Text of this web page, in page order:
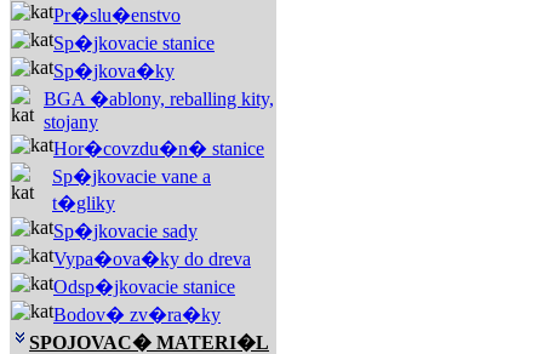
Pr�slu�enstvo
Sp�jkovacie stanice
Sp�jkova�ky
BGA �ablony, reballing kity,
stojany
Hor�covzdu�n� stanice
Sp�jkovacie vane a
t�gliky
Sp�jkovacie sady
Vypa�ova�ky do dreva
Odsp�jkovacie stanice
Bodov� zv�ra�ky
SPOJOVAC� MATERI�L